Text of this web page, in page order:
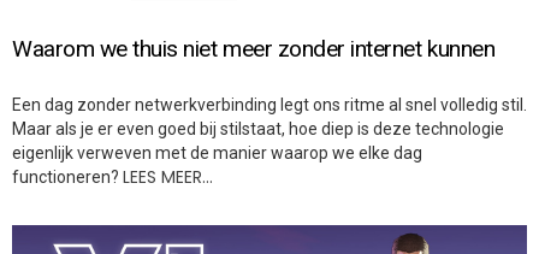
Waarom we thuis niet meer zonder internet kunnen
Een dag zonder netwerkverbinding legt ons ritme al snel volledig stil.
Maar als je er even goed bij stilstaat, hoe diep is deze technologie
eigenlijk verweven met de manier waarop we elke dag
functioneren? LEES MEER…